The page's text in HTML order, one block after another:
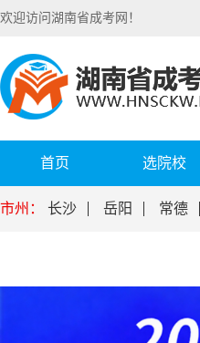
欢迎访问湖南省成考网！
首页 选院校
市州： 长沙 岳阳 常德